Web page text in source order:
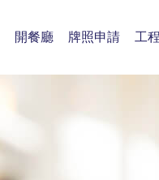
開餐廳 牌照申請 工